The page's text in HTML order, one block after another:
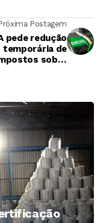
Postagem
pede redução
temporária de
sobre